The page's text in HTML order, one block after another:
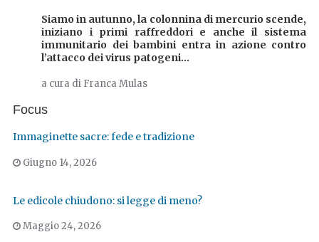
Siamo in autunno, la colonnina di mercurio scende,
iniziano i primi raffreddori e anche il sistema
immunitario dei bambini entra in azione contro
l’attacco dei virus patogeni...
a cura di Franca Mulas
Focus
Immaginette sacre: fede e tradizione
Giugno 14, 2026
Le edicole chiudono: si legge di meno?
Maggio 24, 2026